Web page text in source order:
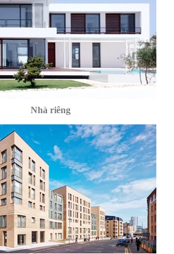
Nhà riêng